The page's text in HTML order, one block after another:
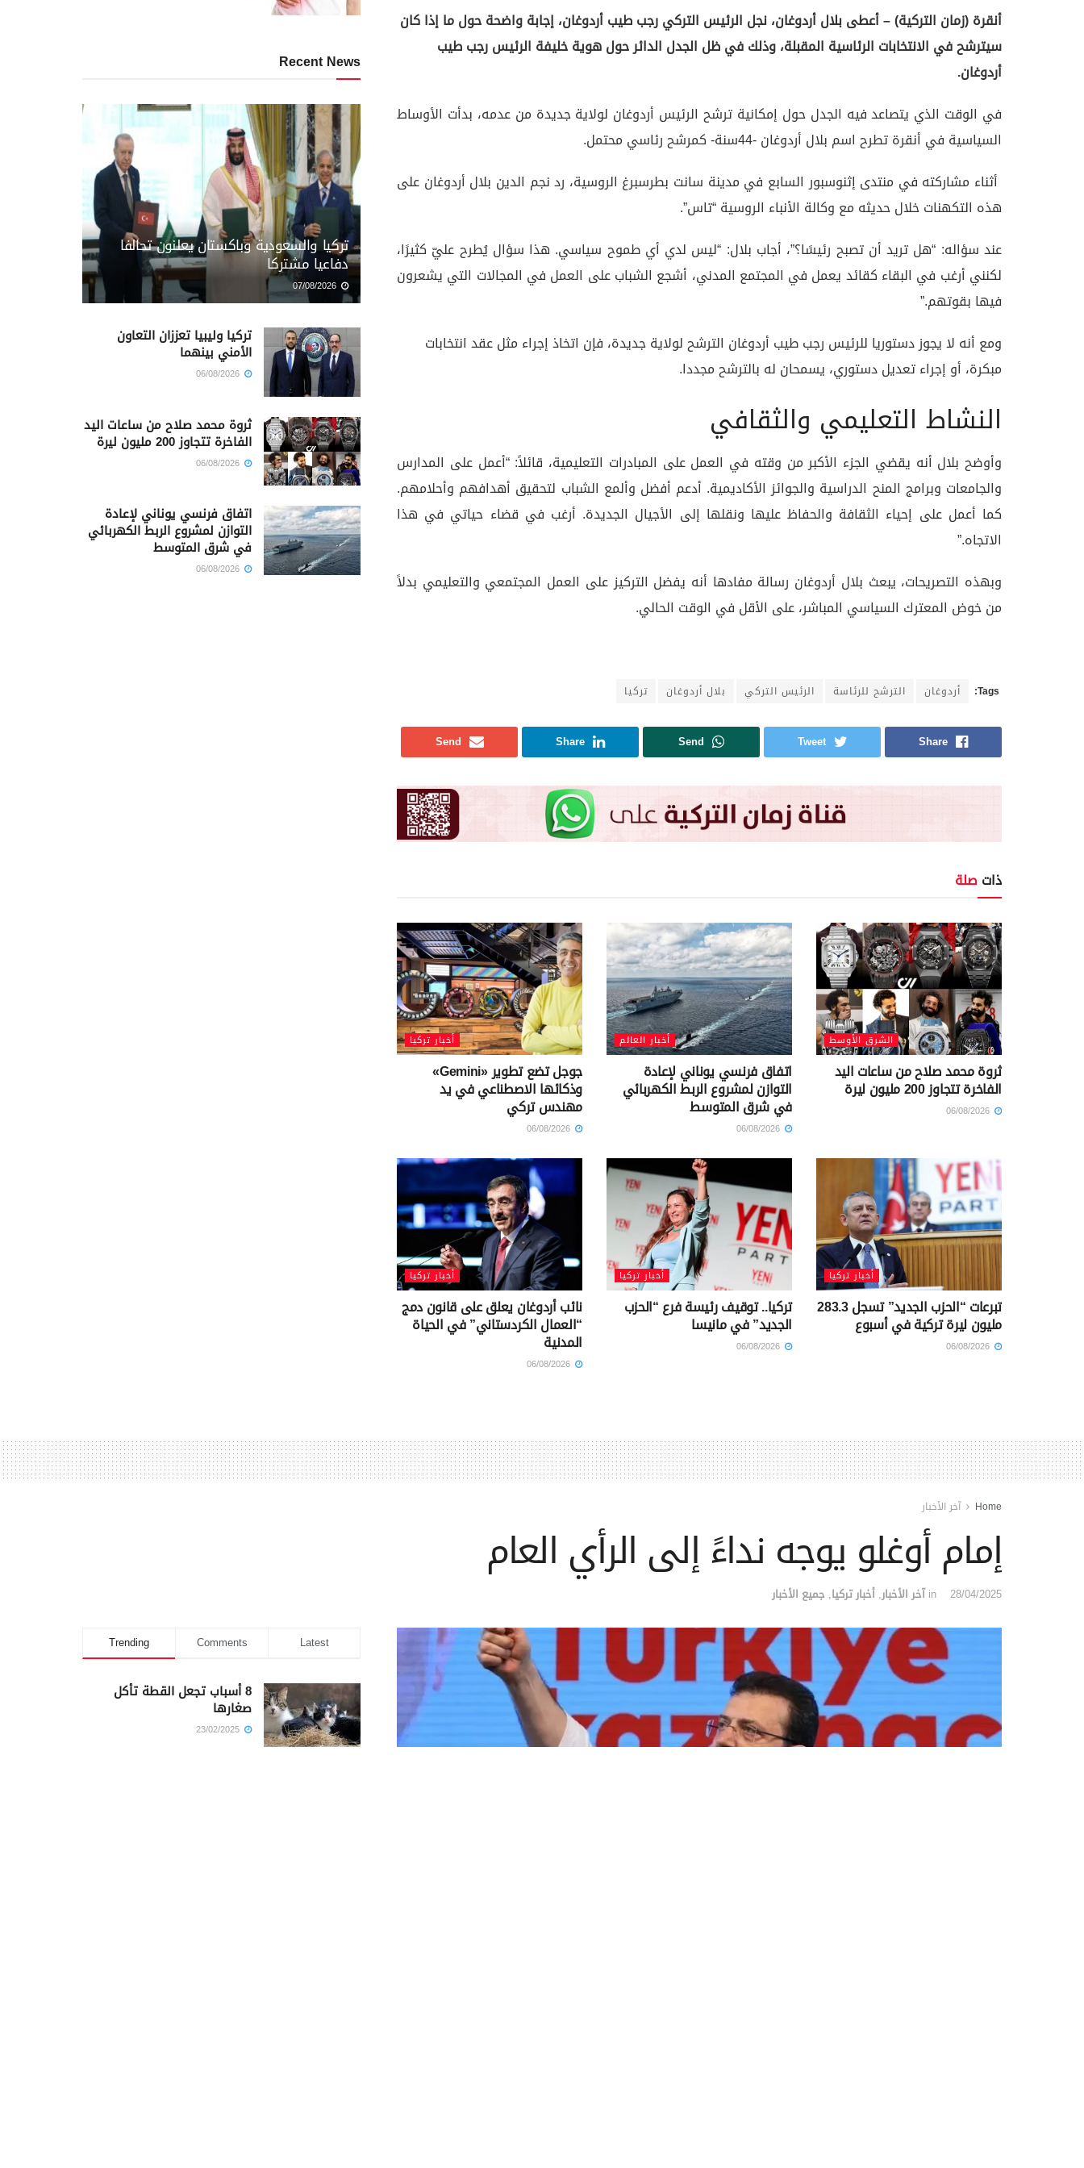
أنقرة (زمان التركية) – أعطى بلال أردوغان، نجل الرئيس التركي رجب طيب أردوغان، إجابة واضحة حول ما إذا كان
سيترشح في الانتخابات الرئاسية المقبلة، وذلك في ظل الجدل الدائر حول هوية خليفة الرئيس رجب طيب
أردوغان.
في الوقت الذي يتصاعد فيه الجدل حول إمكانية ترشح الرئيس أردوغان لولاية جديدة من عدمه، بدأت الأوساط
السياسية في أنقرة تطرح اسم بلال أردوغان -44سنة- كمرشح رئاسي محتمل.
أثناء مشاركته في منتدى إثنوسبور السابع في مدينة سانت بطرسبرغ الروسية، رد نجم الدين بلال أردوغان على
هذه التكهنات خلال حديثه مع وكالة الأنباء الروسية “تاس”.
عند سؤاله: “هل تريد أن تصبح رئيسًا؟”، أجاب بلال: “ليس لدي أي طموح سياسي. هذا سؤال يُطرح عليّ كثيرًا،
لكنني أرغب في البقاء كقائد يعمل في المجتمع المدني، أشجع الشباب على العمل في المجالات التي يشعرون
فيها بقوتهم.”
ومع أنه لا يجوز دستوريا للرئيس رجب طيب أردوغان الترشح لولاية جديدة، فإن اتخاذ إجراء مثل عقد انتخابات
مبكرة، أو إجراء تعديل دستوري، يسمحان له بالترشح مجددا.
النشاط التعليمي والثقافي
وأوضح بلال أنه يقضي الجزء الأكبر من وقته في العمل على المبادرات التعليمية، قائلاً: “أعمل على المدارس
والجامعات وبرامج المنح الدراسية والجوائز الأكاديمية. أدعم أفضل وألمع الشباب لتحقيق أهدافهم وأحلامهم.
كما أعمل على إحياء الثقافة والحفاظ عليها ونقلها إلى الأجيال الجديدة. أرغب في قضاء حياتي في هذا
الاتجاه.”
وبهذه التصريحات، يبعث بلال أردوغان رسالة مفادها أنه يفضل التركيز على العمل المجتمعي والتعليمي بدلاً
من خوض المعترك السياسي المباشر، على الأقل في الوقت الحالي.
Tags: أردوغان الترشح للرئاسة الرئيس التركي بلال أردوغان تركيا
Share
Tweet
Send
Share
Send
ذات صلة
الشرق الأوسط
ثروة محمد صلاح من ساعات اليد
الفاخرة تتجاوز 200 مليون ليرة
أخبار العالم
اتفاق فرنسي يوناني لإعادة
التوازن لمشروع الربط الكهربائي
في شرق المتوسط
أخبار تركيا
جوجل تضع تطوير «Gemini»
وذكائها الاصطناعي في يد
مهندس تركي
أخبار تركيا
تبرعات “الحزب الجديد” تسجل 283.3
مليون ليرة تركية في أسبوع
أخبار تركيا
تركيا.. توقيف رئيسة فرع “الحزب
الجديد” في مانيسا
أخبار تركيا
نائب أردوغان يعلق على قانون دمج
“العمال الكردستاني” في الحياة
المدنية
Recent News
تركيا والسعودية وباكستان يعلنون تحالفا
دفاعيا مشتركا
تركيا وليبيا تعززان التعاون
الأمني بينهما
ثروة محمد صلاح من ساعات اليد
الفاخرة تتجاوز 200 مليون ليرة
اتفاق فرنسي يوناني لإعادة
التوازن لمشروع الربط الكهربائي
في شرق المتوسط
Home آخر الأخبار
إمام أوغلو يوجه نداءً إلى الرأي العام
28/04/2025
in آخر الأخبار, أخبار تركيا, جميع الأخبار
Trending Comments Latest
8 أسباب تجعل القطة تأكل
صغارها